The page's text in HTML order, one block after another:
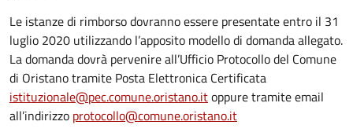
Le istanze di rimborso dovranno essere presentate entro il 31
luglio 2020 utilizzando l’apposito modello di domanda allegato.
La domanda dovrà pervenire all’Ufficio Protocollo del Comune
di Oristano tramite Posta Elettronica Certificata
istituzionale@pec.comune.oristano.itoppure tramite email
all’indirizzo protocollo@comune.oristano.it